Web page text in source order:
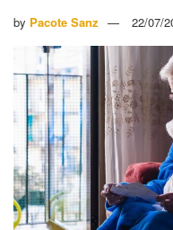
by Pacote Sanz 22/07/